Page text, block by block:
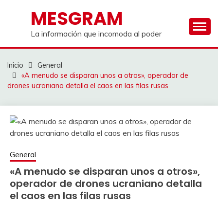
contenidoMESGRAM
La información que incomoda al poder
Inicio
General
«A menudo se disparan unos a otros», operador de
drones ucraniano detalla el caos en las filas rusas
General
«A menudo se disparan unos a otros»,
operador de drones ucraniano detalla
el caos en las filas rusas